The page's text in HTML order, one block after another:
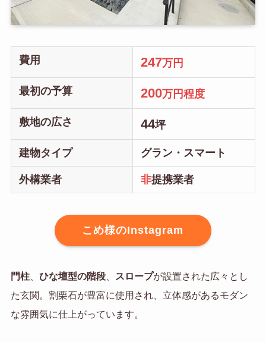
費用 247万円
最初の予算 200万円程度
敷地の広さ 44坪
建物タイプ グラン・スマート
外構業者 非提携業者
こめ様のInstagram
門柱、 ひな壇型の階段、 スロープが設置された広々とし
た玄関。割栗石が豊富に使用され、立体感があるモダン
な雰囲気に仕上がっています。